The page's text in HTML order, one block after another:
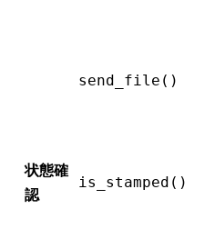
send_file()
状態確
認
is_stamped()